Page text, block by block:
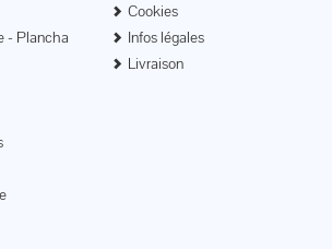
- Plancha
Cookies
Infos légales
Livraison